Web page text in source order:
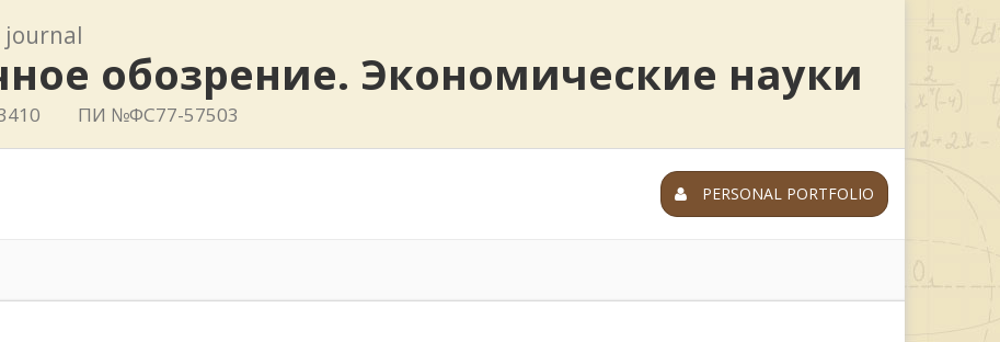
journal
обозрение. Экономические науки
ПИ №ФС77-57503
PERSONAL PORTFOLIO